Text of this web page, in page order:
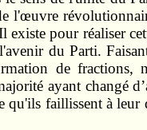
l'œuvre
existe pour réaliser
du Parti.
de fractions,
ayant changé
qu'ils faillissent à